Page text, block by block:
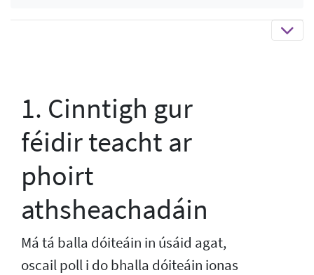
1. Cinntigh gur
féidir teacht ar
phoirt
athsheachadáin
Má tá balla dóiteáin in úsáid agat,
oscail poll i do bhalla dóiteáin ionas